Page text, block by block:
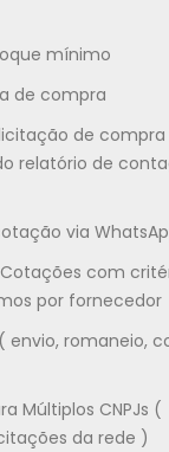
mínimo
de compra
de compra
relatório de
via
com
por fornecedor
envio, romaneio,
Múltiplos CNPJs (
da rede )